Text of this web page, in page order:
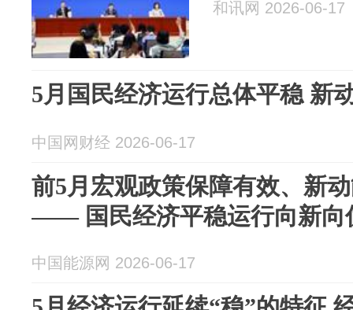
和讯网 2026-06-17
5月国民经济运行总体平稳 新
中国网财经 2026-06-17
前5月宏观政策保障有效、新
—— 国民经济平稳运行向新向
中国能源网 2026-06-17